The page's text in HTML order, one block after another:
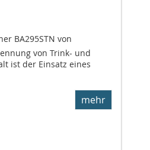
BA295STN von
von Trink- und
ist der Einsatz eines
mehr